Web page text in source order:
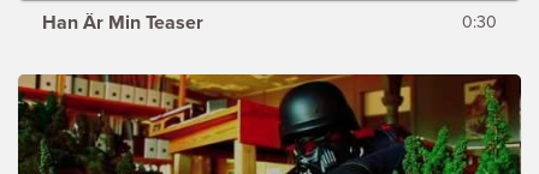
Han Är Min Teaser 0:30